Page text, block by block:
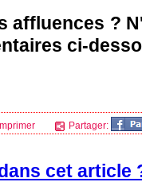
affluences ?
ci-
Imprimer Partager:
cet article